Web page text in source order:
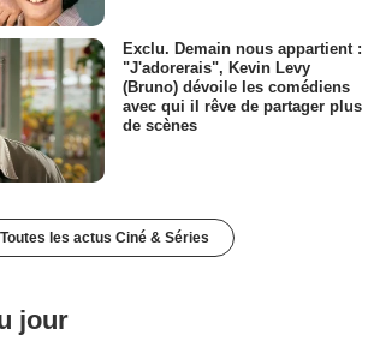
Exclu. Demain nous appartient :
"J'adorerais", Kevin Levy
(Bruno) dévoile les comédiens
avec qui il rêve de partager plus
de scènes
Toutes les actus Ciné & Séries
jour